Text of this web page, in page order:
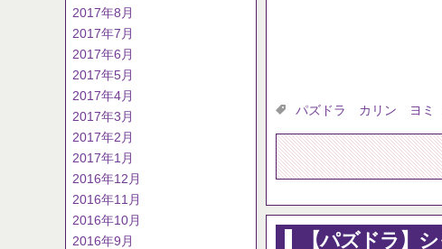
2017年8月
2017年7月
2017年6月
2017年5月
2017年4月
2017年3月
2017年2月
2017年1月
2016年12月
2016年11月
2016年10月
2016年9月
パズドラ カリン ヨ
【パズドラ】